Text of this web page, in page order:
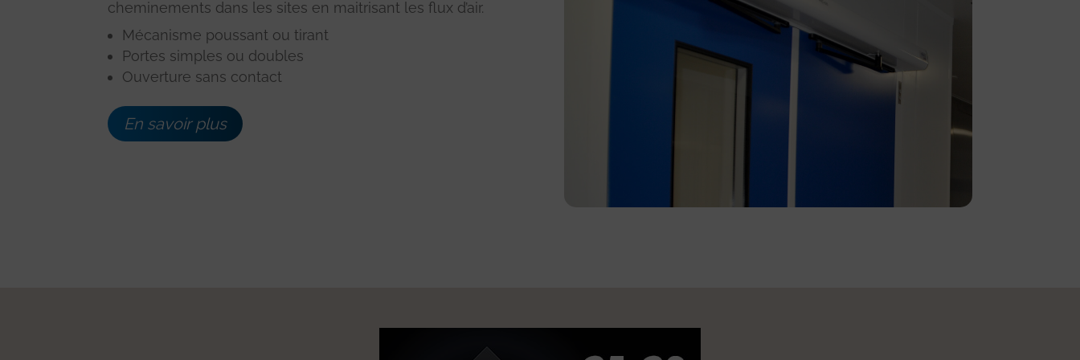
cheminements dans les sites en maitrisant les flux d’air.
Mécanisme poussant ou tirant
Portes simples ou doubles
Ouverture sans contact
En savoir plus